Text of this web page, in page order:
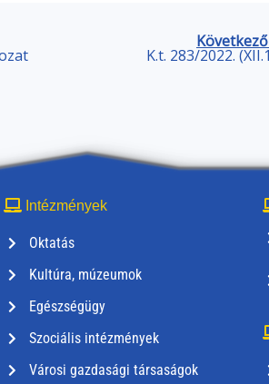
K.t. 283/2022.
Intézmények
Oktatás
Kultúra, múzeumok
Egészségügy
Szociális intézmények
Városi gazdasági társaságok